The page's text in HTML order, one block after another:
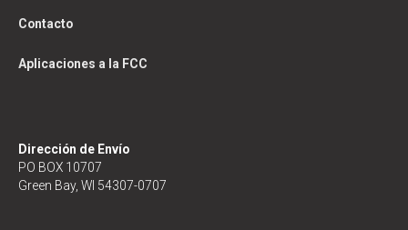
Contacto
Aplicaciones a la FCC
Dirección de Envío
PO BOX 10707
Green Bay, WI 54307-0707